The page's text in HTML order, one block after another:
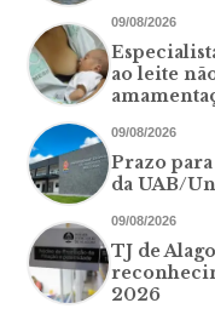
09/08/2026
ao leite
09/08/2026
Prazo
da UAB/
09/08/2026
TJ de
2026